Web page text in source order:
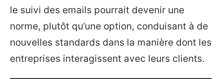
le suivi des emails pourrait devenir une
norme, plutôt qu’une option, conduisant à de
nouvelles standards dans la manière dont les
entreprises interagissent avec leurs clients.